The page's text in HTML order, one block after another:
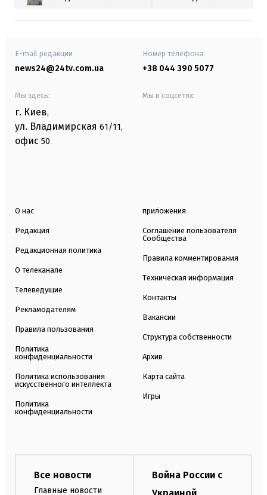
E-mail редакции
news24@24tv.com.ua
Номер телефона:
+38 044 390 5077
Мы здесь:
г. Киев,
ул. Владимирская 61/11,
офис 50
Мы в соцсетях:
О нас
Редакция
Редакционная политика
О телеканале
Телеведущие
Рекламодателям
Правила пользования
Политика
конфиденциальности
Политика использования
искусственного интеллекта
Политика
конфиденциальности
приложения
Соглашение пользователя
Сообщества
Правила комментирования
Техническая информация
Контакты
Вакансии
Структура собственности
Архив
Карта сайта
Игры
Все новости
Главные новости
Война России с
Украиной